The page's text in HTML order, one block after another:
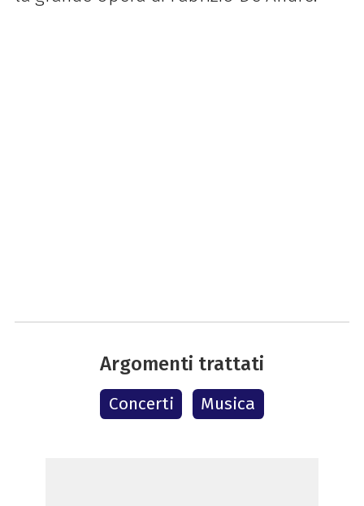
Argomenti trattati
Concerti Musica